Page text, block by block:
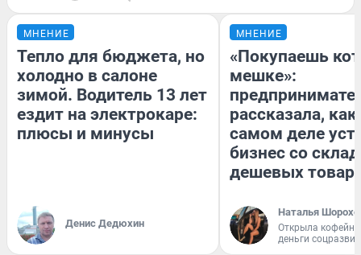
МНЕНИЕ
Тепло для бюджета, но
холодно в салоне
зимой. Водитель 13 лет
ездит на электрокаре:
плюсы и минусы
Денис Дедюхин
МНЕНИЕ
«Покупаешь
мешке»:
рассказала, как
самом деле
бизнес со
дешевых
Наталья
Открыла
деньги